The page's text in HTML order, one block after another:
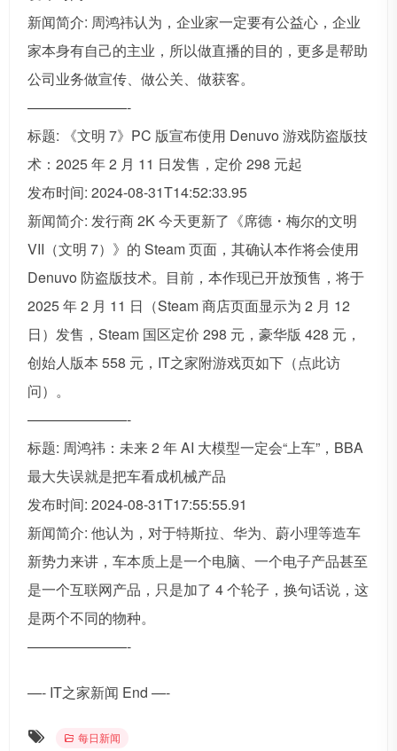
新闻简介: 周鸿祎认为，企业家一定要有公益心，企业
家本身有自己的主业，所以做直播的目的，更多是帮助
公司业务做宣传、做公关、做获客。
———————-
标题: 《文明 7》PC 版宣布使用 Denuvo 游戏防盗版技
术：2025 年 2 月 11 日发售，定价 298 元起
发布时间: 2024-08-31T14:52:33.95
新闻简介: 发行商 2K 今天更新了《席德・梅尔的文明
VII（文明 7）》的 Steam 页面，其确认本作将会使用
Denuvo 防盗版技术。目前，本作现已开放预售，将于
2025 年 2 月 11 日（Steam 商店页面显示为 2 月 12
日）发售，Steam 国区定价 298 元，豪华版 428 元，
创始人版本 558 元，IT之家附游戏页如下（点此访
问）。
———————-
标题: 周鸿祎：未来 2 年 AI 大模型一定会“上车”，BBA
最大失误就是把车看成机械产品
发布时间: 2024-08-31T17:55:55.91
新闻简介: 他认为，对于特斯拉、华为、蔚小理等造车
新势力来讲，车本质上是一个电脑、一个电子产品甚至
是一个互联网产品，只是加了 4 个轮子，换句话说，这
是两个不同的物种。
———————-
—- IT之家新闻 End —-
每日新闻